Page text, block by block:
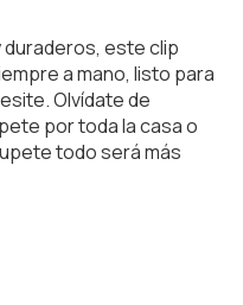
este clip
a mano, listo para
Olvídate de
por toda la casa o
todo será más